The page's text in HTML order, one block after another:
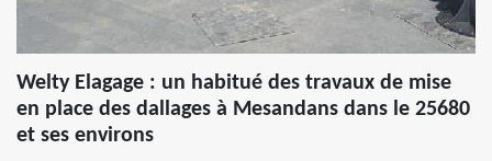
Welty Elagage : un habitué des travaux de mise
en place des dallages à Mesandans dans le 25680
et ses environs